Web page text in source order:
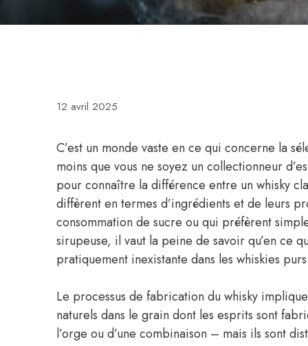
12 avril 2025
C’est un monde vaste en ce qui concerne la
moins que vous ne soyez un collectionneur
pour connaître la différence entre un whisky
diffèrent en termes d’ingrédients et de leurs
consommation de sucre ou qui préfèrent
sirupeuse, il vaut la peine de savoir qu’en ce
pratiquement inexistante dans les whiskies purs.
Le processus de fabrication du whisky
naturels dans le grain dont les esprits sont
l’orge ou d’une combinaison – mais ils sont